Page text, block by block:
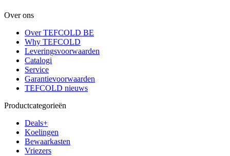
Over ons
Over TEFCOLD BE
Why TEFCOLD
Leveringsvoorwaarden
Catalogi
Service
Garantievoorwaarden
TEFCOLD nieuws
Productcategorieën
Deals+
Koelingen
Bewaarkasten
Vriezers